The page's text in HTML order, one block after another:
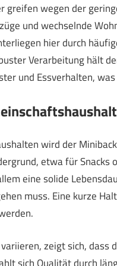
greifen wegen der
und wechselnde
hier durch
Verarbeitung hält
und Essverhalten,
wird der
etwa für
eine solide
muss. Eine kurze
zeigt sich,
sich Qualität durch